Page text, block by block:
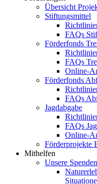
Übersicht
Stiftungsmittel
FAQs
Förderfonds
FAQs
Online-
Förderfonds
FAQs
Jagdabgabe
FAQs
Online-
Förderprojekte
Mithelfen
Unsere